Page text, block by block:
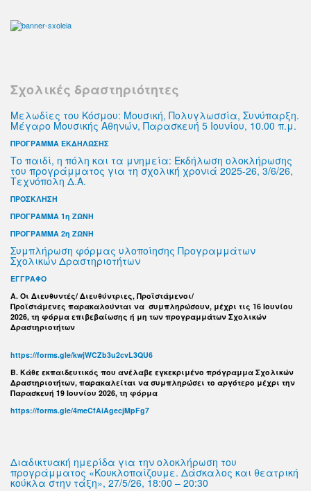
Σχολικές δραστηριότητες
Μελωδίες του Κόσμου: Μουσική, Πολυγλωσσία, Συνύπαρξη.
Μέγαρο Μουσικής Αθηνών, Παρασκευή 5 Ιουνίου, 10.00 π.μ.
ΠΡΟΓΡΑΜΜΑ ΕΚΔΗΛΩΣΗΣ
Το παιδί, η πόλη και τα μνημεία: Εκδήλωση ολοκλήρωσης
του προγράμματος για τη σχολική χρονιά 2025-26, 3/6/26,
Τεχνόπολη Δ.Α.
ΠΡΟΣΚΛΗΣΗ
ΠΡΟΓΡΑΜΜΑ 1η ΖΩΝΗ
ΠΡΟΓΡΑΜΜΑ 2η ΖΩΝΗ
Συμπλήρωση φόρμας υλοποίησης Προγραμμάτων
Σχολικών Δραστηριοτήτων
ΕΓΓΡΑΦΟ
Α. Οι Διευθυντές/ Διευθύντριες, Προϊστάμενοι/
Προϊστάμενες παρακαλούνται να συμπληρώσουν, μέχρι τις 16 Ιουνίου
2026, τη φόρμα επιβεβαίωσης ή μη των προγραμμάτων Σχολικών
Δραστηριοτήτων
https://forms.gle/kwjWCZb3u2cvL3QU6
B. Κάθε εκπαιδευτικός που ανέλαβε εγκεκριμένο πρόγραμμα Σχολικών
Δραστηριοτήτων, παρακαλείται να συμπληρώσει το αργότερο μέχρι την
Παρασκευή 19 Ιουνίου 2026, τη φόρμα
https://forms.gle/4meCfAiAgecjMpFg7
Διαδικτυακή ημερίδα για την ολοκλήρωση του
προγράμματος «Κουκλοπαίζουμε. Δάσκαλος και θεατρική
κούκλα στην τάξη», 27/5/26, 18:00 – 20:30